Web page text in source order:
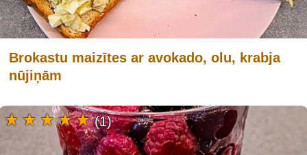
Brokastu maizītes ar avokado, olu, krabja
nūjiņām
(1)